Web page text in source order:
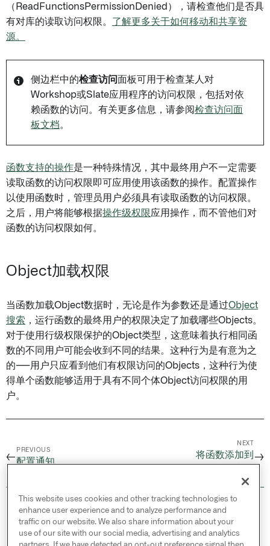
（ReadFunctionsPermissionDenied），请检查他们是否具
有对库的读取访问权限。 了解更多关于如何移动和共享资
源。
侧边栏中的检查访问 面板可用于检查某人对
Workshop或Slate应用程序的访问权限，包括对依
赖函数的访问。有关更多信息，请参阅检查访问面
板文档。
函数支持的操作是一种特殊情况，其中最终用户不一定需要
读取函数的访问权限即可应用使用该函数的操作。配置操作
以使用函数时，管理员用户必须具有读取函数的访问权限。
之后，用户将能够根据操作级权限应用操作，而不管他们对
函数的访问权限如何。
Object加载权限
当函数加载Object数据时，无论是作为参数还是通过Object
搜索 ，运行函数的最终用户的权限决定了加载哪些Objects。
对于使用行级权限保护的Object类型，这意味着执行相同函
数的不同用户可能会收到不同的结果。这种行为是有意为之
的——用户只应看到他们有权限访问的Objects，这种行为使
得单个函数能够适用于具有不同个体Object访问权限的用
户。
←
PREVIOUS
配置通知
NEXT
将函数添加到 →
© 2026 Palantir Technologies Inc. All rights
reserved.
Cookies Statement ↗
This website uses cookies and other tracking technologies to
enhance user experience and to analyze performance and
traffic on our website. We also share information about your
use of our site with our social media, advertising and analytics